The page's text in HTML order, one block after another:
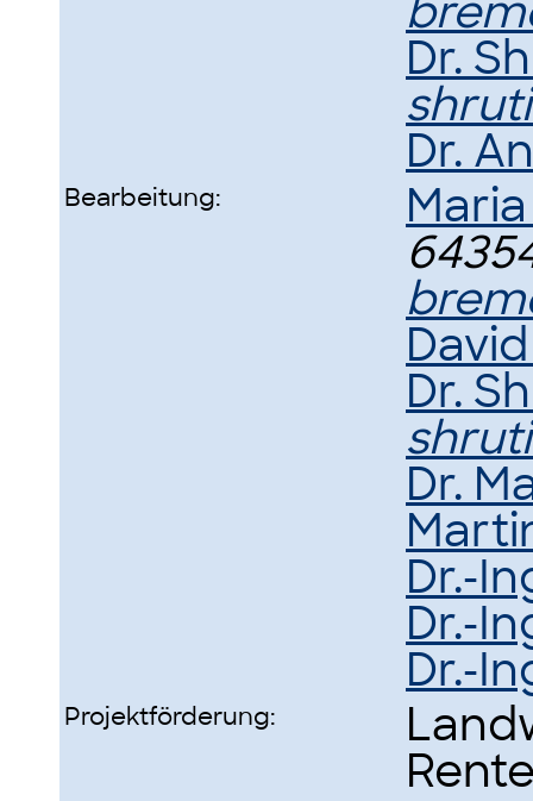
Dr.
Dr.
Bearbeitung:
Dr.
Dr.
Dr.-
Dr.-
Dr.-
Projektförderung: